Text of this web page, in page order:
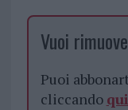
Vuoi
Puoi
cliccando qui